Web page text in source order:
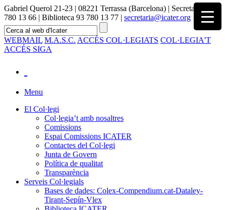
Gabriel Querol 21-23 | 08221 Terrassa (Barcelona) | Secretaria 93
780 13 66 | Biblioteca 93 780 13 77 | secretaria@icater.org
WEBMAIL M.A.S.C. ACCÉS COL·LEGIATS COL·LEGIA'T
ACCÉS SIGA
Menu
El Col·legi
Col·legia’t amb nosaltres
Comissions
Espai Comissions ICATER
Contactes del Col·legi
Junta de Govern
Política de qualitat
Transparència
Serveis Col·legials
Bases de dades: Colex-Compendium.cat-Dataley-
Tirant-Sepín-Vlex